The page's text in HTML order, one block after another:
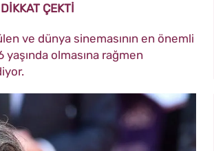
ÇEKTİ
ve dünya sinemasının en önemli
olmasına rağmen